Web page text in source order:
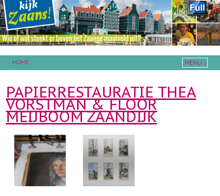
HOME
MENU ↓
PAPIERRESTAURATIE THEA
VORSTMAN & FLOOR
MEIJBOOM ZAANDIJK